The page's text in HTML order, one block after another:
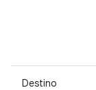
Destino